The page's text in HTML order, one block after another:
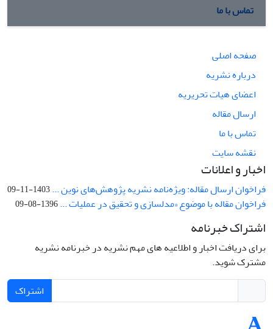
تماس با ما
صفحه اصلی
درباره نشریه
اعضای هیات تحریریه
ارسال مقاله
تماس با ما
نقشه سایت
اخبار و اعلانات
فراخوان ارسال مقاله: ویژه‌نامه نشریه پژوهش‌های نوین ...1403-11-09
فراخوان مقاله با موضوع «مدلسازی و تحقیق در عملیات ...1396-08-09
اشتراک خبرنامه
برای دریافت اخبار و اطلاعیه های مهم نشریه در خبرنامه نشریه
مشترک شوید.
اشتراک